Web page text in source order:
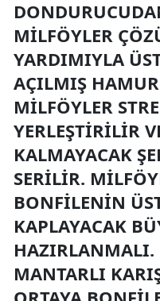
MILFÖYLER
YARDIMIYLA
AÇILMIŞ
MILFÖYLER
YERLEŞTIRILIR
KALMAYACAK
SERILIR.
BONFILENIN
KAPLAYACAK
HAZIRLANMALI.
MANTARLI